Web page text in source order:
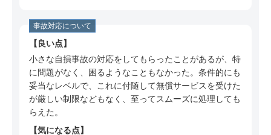
60代 男性（神奈川県）のSBI損保についての口
コミ
50代 男性（愛知県）のSBI損保についての口コ
ミ
50代 男性（神奈川県）のSBI損保についての口
コミ
60代 男性（千葉県）のSBI損保についての口コ
事故対応について
良い点
小さな自損事故の対応をしてもらったことがあるが、特
に問題がなく、困るようなこともなかった。条件的にも
妥当なレベルで、これに付随して無償サービスを受けた
が厳しい制限などもなく、至ってスムーズに処理しても
らえた。
気になる点